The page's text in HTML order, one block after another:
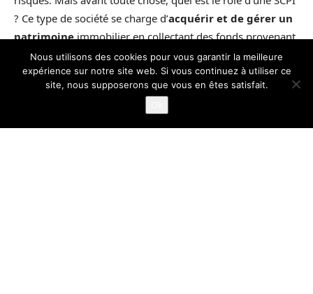
Nous utilisons des cookies pour vous garantir la meilleure
expérience sur notre site web. Si vous continuez à utiliser ce
site, nous supposerons que vous en êtes satisfait.